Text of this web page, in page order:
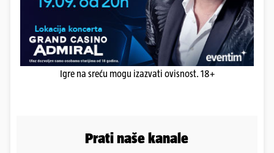
Igre na sreću mogu izazvati ovisnost. 18+
Prati naše kanale